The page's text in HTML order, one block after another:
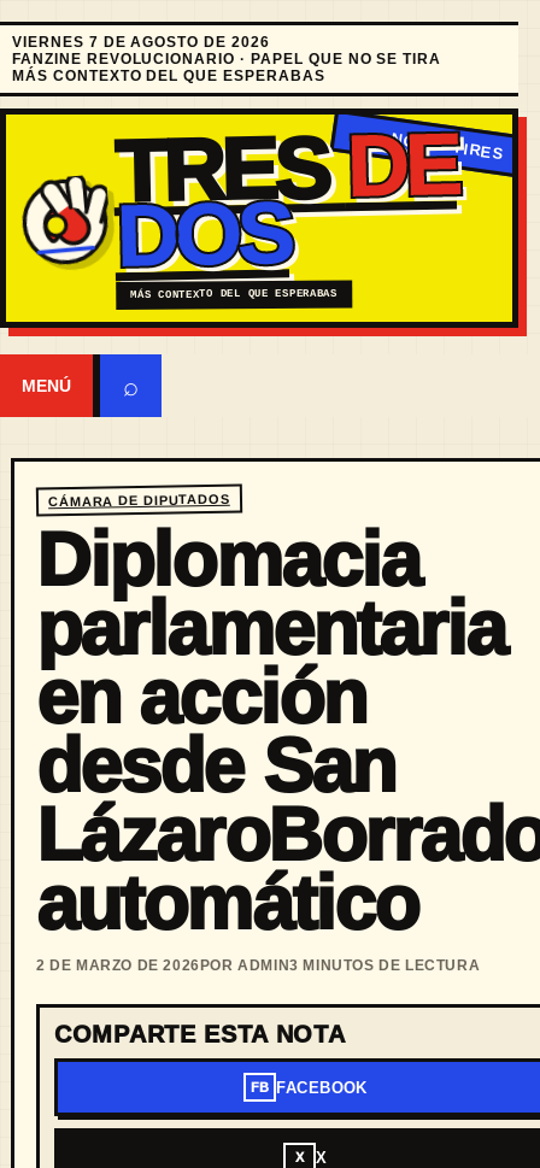
VIERNES 7 DE AGOSTO DE 2026
FANZINE REVOLUCIONARIO · PAPEL QUE NO SE TIRA
MÁS CONTEXTO DEL QUE ESPERABAS
TRESDE
DOS
MÁS CONTEXTO DEL QUE ESPERABAS
MENÚ ⌕
CÁMARA DE DIPUTADOS
Diplomacia
parlamentaria
en acción
desde San
automático
2 DE MARZO DE 2026 POR ADMIN3 MINUTOS DE LECTURA
COMPARTE ESTA NOTA
FB FACEBOOK
X X